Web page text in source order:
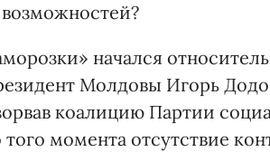
начался
Молдовы Игорь
коалицию Партии
момента отсутствие